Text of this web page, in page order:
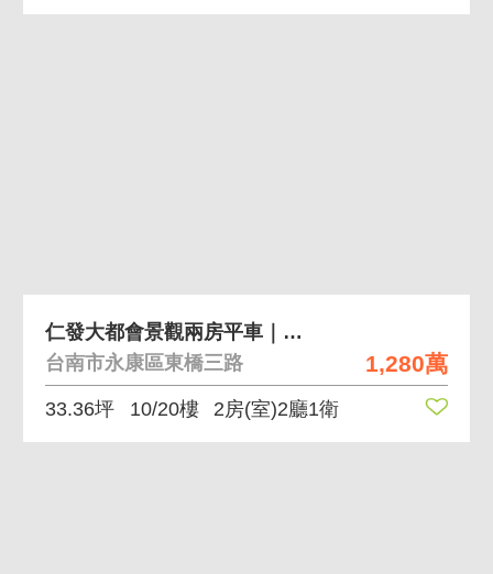
1,280萬
仁發大都會景觀兩房平車｜永康新都心首選宅
台南市永康區東橋三路
33.36坪 10/20樓 2房(室)2廳1衛